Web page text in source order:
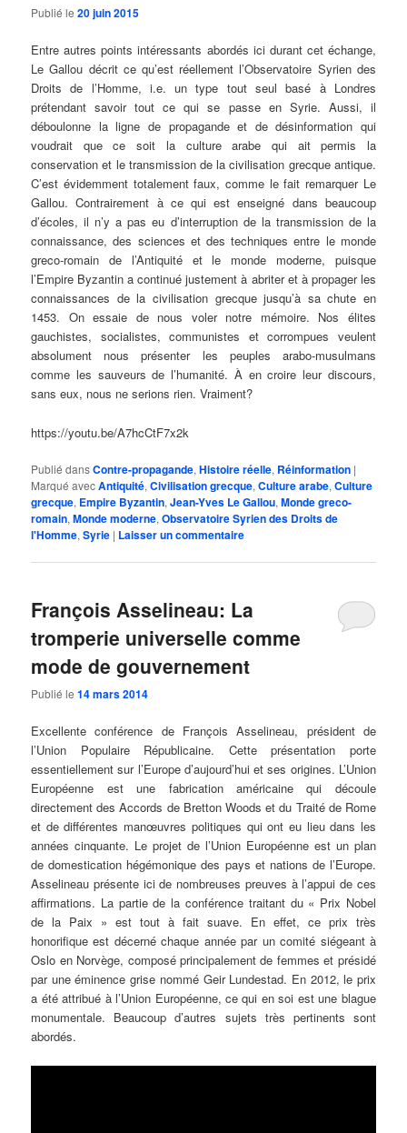
Publié le20 juin 2015
Entre autres points intéressants abordés ici durant cet échange,
Le Gallou décrit ce qu’est réellement l’Observatoire Syrien des
Droits de l’Homme, i.e. un type tout seul basé à Londres
prétendant savoir tout ce qui se passe en Syrie. Aussi, il
déboulonne la ligne de propagande et de désinformation qui
voudrait que ce soit la culture arabe qui ait permis la
conservation et le transmission de la civilisation grecque antique.
C’est évidemment totalement faux, comme le fait remarquer Le
Gallou. Contrairement à ce qui est enseigné dans beaucoup
d’écoles, il n’y a pas eu d’interruption de la transmission de la
connaissance, des sciences et des techniques entre le monde
greco-romain de l’Antiquité et le monde moderne, puisque
l’Empire Byzantin a continué justement à abriter et à propager les
connaissances de la civilisation grecque jusqu’à sa chute en
1453. On essaie de nous voler notre mémoire. Nos élites
gauchistes, socialistes, communistes et corrompues veulent
absolument nous présenter les peuples arabo-musulmans
comme les sauveurs de l’humanité. À en croire leur discours,
sans eux, nous ne serions rien. Vraiment?
https://youtu.be/A7hcCtF7x2k
Publié dansContre-propagande,Histoire réelle, Réinformation |
Marqué avecAntiquité,Civilisation grecque,Culture arabe,Culture
grecque, Empire Byzantin,Jean-Yves Le Gallou,Monde greco-
romain,Monde moderne,Observatoire Syrien des Droits de
l'Homme,Syrie | Laisser un commentaire
François Asselineau: La
tromperie universelle comme
mode de gouvernement
Publié le14 mars 2014
Excellente conférence de François Asselineau, président de
l’Union Populaire Républicaine. Cette présentation porte
essentiellement sur l’Europe d’aujourd’hui et ses origines. L’Union
Européenne est une fabrication américaine qui découle
directement des Accords de Bretton Woods et du Traité de Rome
et de différentes manœuvres politiques qui ont eu lieu dans les
années cinquante. Le projet de l’Union Européenne est un plan
de domestication hégémonique des pays et nations de l’Europe.
Asselineau présente ici de nombreuses preuves à l’appui de ces
affirmations. La partie de la conférence traitant du « Prix Nobel
de la Paix » est tout à fait suave. En effet, ce prix très
honorifique est décerné chaque année par un comité siégeant à
Oslo en Norvège, composé principalement de femmes et présidé
par une éminence grise nommé Geir Lundestad. En 2012, le prix
a été attribué à l’Union Européenne, ce qui en soi est une blague
monumentale. Beaucoup d’autres sujets très pertinents sont
abordés.